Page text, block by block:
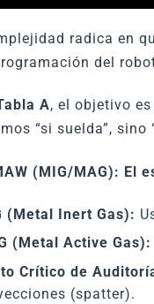
radica en
del
A, el objetivo
“si suelda”,
(MIG/MAG): El
(Metal Inert Gas):
(Metal Active Gas):
Crítico de
(spatter).